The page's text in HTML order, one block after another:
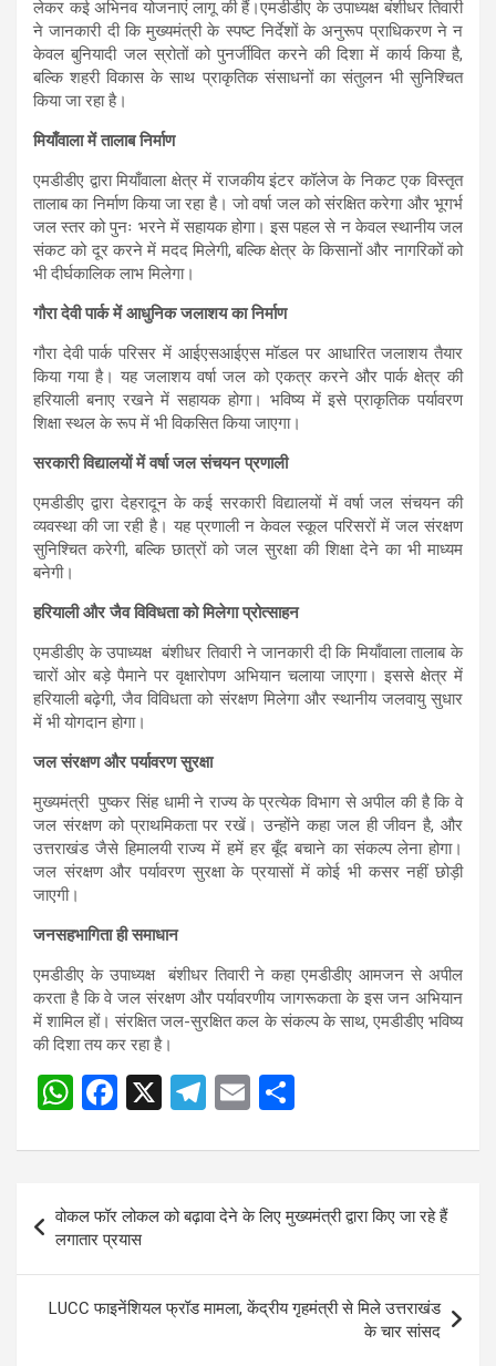
p
k
लेकर कई अभिनव योजनाएं लागू की हैं।एमडीडीए के उपाध्यक्ष बंशीधर तिवारी
ने जानकारी दी कि मुख्यमंत्री के स्पष्ट निर्देशों के अनुरूप प्राधिकरण ने न
केवल बुनियादी जल स्रोतों को पुनर्जीवित करने की दिशा में कार्य किया है,
बल्कि शहरी विकास के साथ प्राकृतिक संसाधनों का संतुलन भी सुनिश्चित
किया जा रहा है।
मियाँवाला में तालाब निर्माण
एमडीडीए द्वारा मियाँवाला क्षेत्र में राजकीय इंटर कॉलेज के निकट एक विस्तृत
तालाब का निर्माण किया जा रहा है। जो वर्षा जल को संरक्षित करेगा और भूगर्भ
जल स्तर को पुनः भरने में सहायक होगा। इस पहल से न केवल स्थानीय जल
संकट को दूर करने में मदद मिलेगी, बल्कि क्षेत्र के किसानों और नागरिकों को
भी दीर्घकालिक लाभ मिलेगा।
गौरा देवी पार्क में आधुनिक जलाशय का निर्माण
गौरा देवी पार्क परिसर में आईएसआईएस मॉडल पर आधारित जलाशय तैयार
किया गया है। यह जलाशय वर्षा जल को एकत्र करने और पार्क क्षेत्र की
हरियाली बनाए रखने में सहायक होगा। भविष्य में इसे प्राकृतिक पर्यावरण
शिक्षा स्थल के रूप में भी विकसित किया जाएगा।
सरकारी विद्यालयों में वर्षा जल संचयन प्रणाली
एमडीडीए द्वारा देहरादून के कई सरकारी विद्यालयों में वर्षा जल संचयन की
व्यवस्था की जा रही है। यह प्रणाली न केवल स्कूल परिसरों में जल संरक्षण
सुनिश्चित करेगी, बल्कि छात्रों को जल सुरक्षा की शिक्षा देने का भी माध्यम
बनेगी।
हरियाली और जैव विविधता को मिलेगा प्रोत्साहन
एमडीडीए के उपाध्यक्ष बंशीधर तिवारी ने जानकारी दी कि मियाँवाला तालाब के
चारों ओर बड़े पैमाने पर वृक्षारोपण अभियान चलाया जाएगा। इससे क्षेत्र में
हरियाली बढ़ेगी, जैव विविधता को संरक्षण मिलेगा और स्थानीय जलवायु सुधार
में भी योगदान होगा।
जल संरक्षण और पर्यावरण सुरक्षा
मुख्यमंत्री पुष्कर सिंह धामी ने राज्य के प्रत्येक विभाग से अपील की है कि वे
जल संरक्षण को प्राथमिकता पर रखें। उन्होंने कहा जल ही जीवन है, और
उत्तराखंड जैसे हिमालयी राज्य में हमें हर बूँद बचाने का संकल्प लेना होगा।
जल संरक्षण और पर्यावरण सुरक्षा के प्रयासों में कोई भी कसर नहीं छोड़ी
जाएगी।
जनसहभागिता ही समाधान
एमडीडीए के उपाध्यक्ष बंशीधर तिवारी ने कहा एमडीडीए आमजन से अपील
करता है कि वे जल संरक्षण और पर्यावरणीय जागरूकता के इस जन अभियान
में शामिल हों। संरक्षित जल-सुरक्षित कल के संकल्प के साथ, एमडीडीए भविष्य
की दिशा तय कर रहा है।
W
at
A
p
p
F
ce
b
o
o
k
X
T
e
gr
a
m
E
ail ar
Post
navigation
वोकल फॉर लोकल को बढ़ावा देने के लिए मुख्यमंत्री द्वारा किए जा रहे हैं
लगातार प्रयास
LUCC फाइनेंशियल फ्रॉड मामला, केंद्रीय गृहमंत्री से मिले उत्तराखंड
के चार सांसद